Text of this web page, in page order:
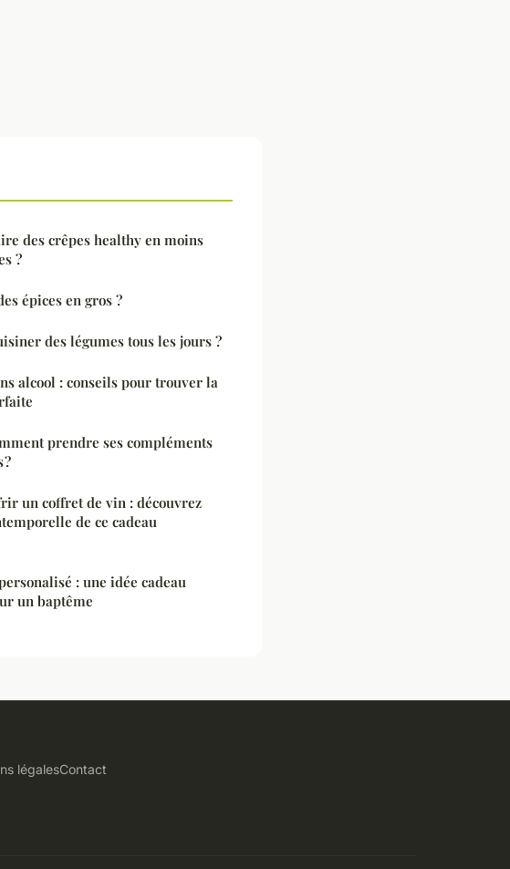
des crêpes healthy en moins
?
épices en gros ?
des légumes tous les jours ?
alcool : conseils pour trouver la
prendre ses compléments
?
un coffret de vin : découvrez
de ce cadeau
: une idée cadeau
un baptême
légalesContact